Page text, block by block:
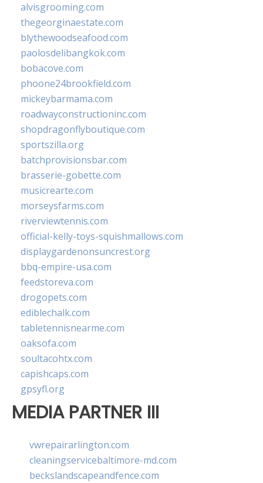
alvisgrooming.com
thegeorginaestate.com
blythewoodseafood.com
paolosdelibangkok.com
bobacove.com
phoone24brookfield.com
mickeybarmama.com
roadwayconstructioninc.com
shopdragonflyboutique.com
sportszilla.org
batchprovisionsbar.com
brasserie-gobette.com
musicrearte.com
morseysfarms.com
riverviewtennis.com
official-kelly-toys-squishmallows.com
displaygardenonsuncrest.org
bbq-empire-usa.com
feedstoreva.com
drogopets.com
ediblechalk.com
tabletennisnearme.com
oaksofa.com
soultacohtx.com
capishcaps.com
gpsyfl.org
MEDIA PARTNER III
vwrepairarlington.com
cleaningservicebaltimore-md.com
beckslandscapeandfence.com